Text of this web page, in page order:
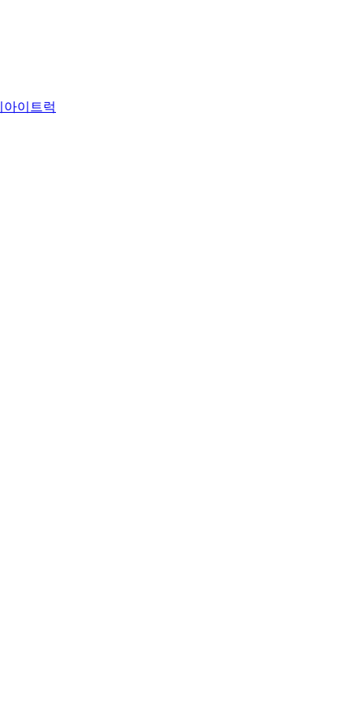
아이트럭